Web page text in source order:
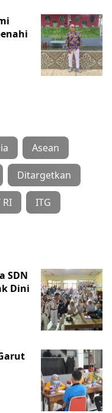
Asean
Ditargetkan
RI ITG
SDN
Dini